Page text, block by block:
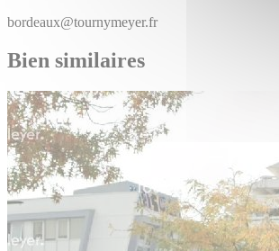
bordeaux@tournymeyer.fr
Bien similaires